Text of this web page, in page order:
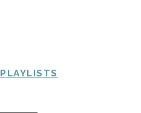
PLAYLISTS